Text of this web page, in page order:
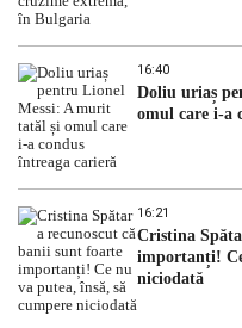
16:40
Doliu uriaș
omul care i-a
16:21
Cristina
importanți!
niciodată